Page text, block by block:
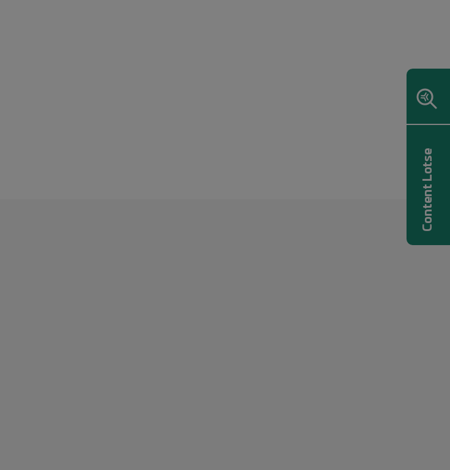
Content Lotse